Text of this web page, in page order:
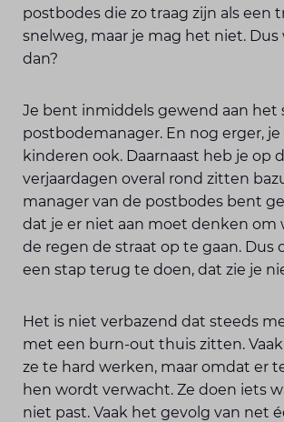
postbodes die zo traag zijn als een
snelweg, maar je mag het niet.
dan?
Je bent inmiddels gewend aan het
postbodemanager. En nog erger,
kinderen ook. Daarnaast heb je op
verjaardagen overal rond zitten
manager van de postbodes bent
dat je er niet aan moet denken om
de regen de straat op te gaan. Dus
een stap terug te doen, dat zie je
Het is niet verbazend dat steeds
met een burn-out thuis zitten.
ze te hard werken, maar omdat er
hen wordt verwacht. Ze doen iets
niet past. Vaak het gevolg van net